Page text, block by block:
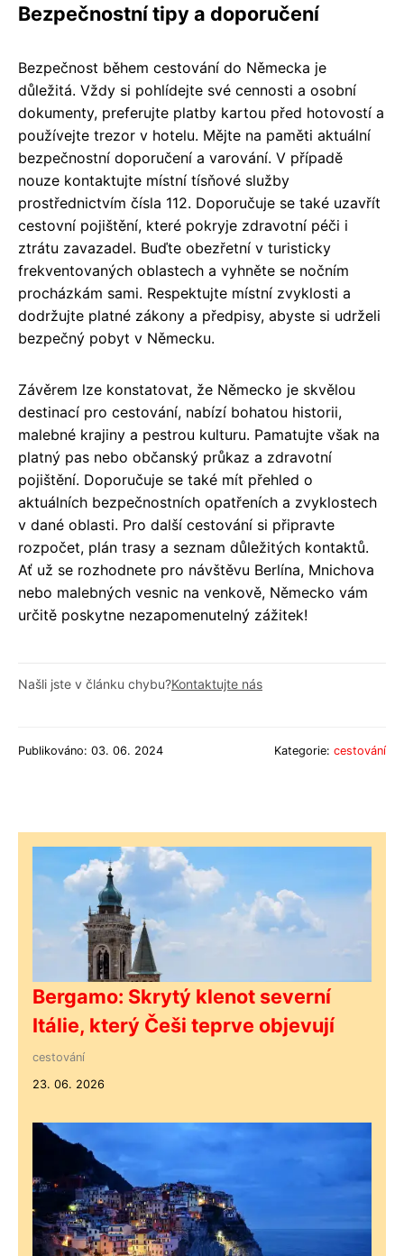
Bezpečnostní tipy a doporučení
Bezpečnost během cestování do Německa je
důležitá. Vždy si pohlídejte své cennosti a osobní
dokumenty, preferujte platby kartou před hotovostí a
používejte trezor v hotelu. Mějte na paměti aktuální
bezpečnostní doporučení a varování. V případě
nouze kontaktujte místní tísňové služby
prostřednictvím čísla 112. Doporučuje se také uzavřít
cestovní pojištění, které pokryje zdravotní péči i
ztrátu zavazadel. Buďte obezřetní v turisticky
frekventovaných oblastech a vyhněte se nočním
procházkám sami. Respektujte místní zvyklosti a
dodržujte platné zákony a předpisy, abyste si udrželi
bezpečný pobyt v Německu.
Závěrem lze konstatovat, že Německo je skvělou
destinací pro cestování, nabízí bohatou historii,
malebné krajiny a pestrou kulturu. Pamatujte však na
platný pas nebo občanský průkaz a zdravotní
pojištění. Doporučuje se také mít přehled o
aktuálních bezpečnostních opatřeních a zvyklostech
v dané oblasti. Pro další cestování si připravte
rozpočet, plán trasy a seznam důležitých kontaktů.
Ať už se rozhodnete pro návštěvu Berlína, Mnichova
nebo malebných vesnic na venkově, Německo vám
určitě poskytne nezapomenutelný zážitek!
Našli jste v článku chybu?Kontaktujte nás
Publikováno: 03. 06. 2024 Kategorie: cestování
Bergamo: Skrytý klenot severní
Itálie, který Češi teprve objevují
cestování
23. 06. 2026